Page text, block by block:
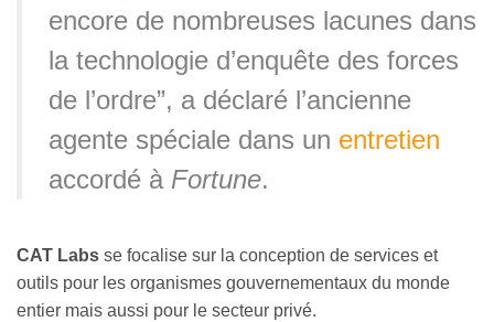
encore de nombreuses lacunes dans
la technologie d’enquête des forces
de l’ordre”, a déclaré l’ancienne
agente spéciale dans un entretien
accordé à Fortune.
CAT Labs se focalise sur la conception de services et
outils pour les organismes gouvernementaux du monde
entier mais aussi pour le secteur privé.